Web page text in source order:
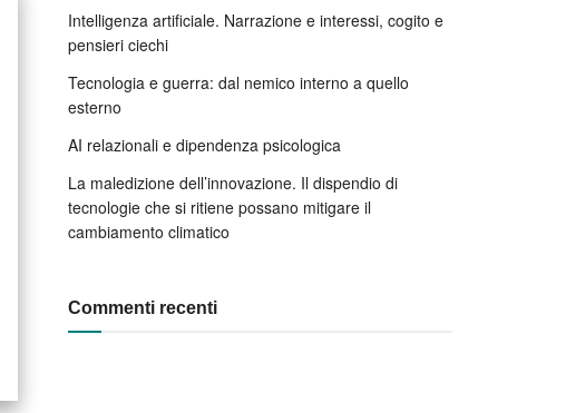
Intelligenza artificiale. Narrazione e interessi, cogito e
pensieri ciechi
Tecnologia e guerra: dal nemico interno a quello
esterno
AI relazionali e dipendenza psicologica
La maledizione dell’innovazione. Il dispendio di
tecnologie che si ritiene possano mitigare il
cambiamento climatico
Commenti recenti